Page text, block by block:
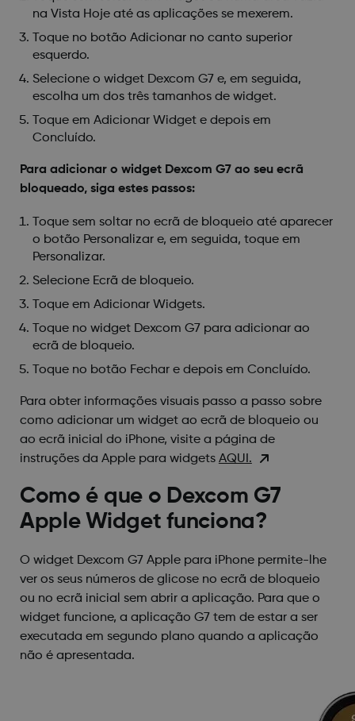
na Vista Hoje até as aplicações se mexerem.
Toque no botão Adicionar no canto superior
esquerdo.
Selecione o widget Dexcom G7 e, em seguida,
escolha um dos três tamanhos de widget.
Toque em Adicionar Widget e depois em
Concluído.
Para adicionar o widget Dexcom G7 ao seu ecrã
bloqueado, siga estes passos:
Toque sem soltar no ecrã de bloqueio até aparecer
o botão Personalizar e, em seguida, toque em
Personalizar.
Selecione Ecrã de bloqueio.
Toque em Adicionar Widgets.
Toque no widget Dexcom G7 para adicionar ao
ecrã de bloqueio.
Toque no botão Fechar e depois em Concluído.
Para obter informações visuais passo a passo sobre
como adicionar um widget ao ecrã de bloqueio ou
ao ecrã inicial do iPhone, visite a página de
instruções da Apple para widgets AQUI.
Como é que o Dexcom G7
Apple Widget funciona?
O widget Dexcom G7 Apple para iPhone permite-lhe
ver os seus números de glicose no ecrã de bloqueio
ou no ecrã inicial sem abrir a aplicação. Para que o
widget funcione, a aplicação G7 tem de estar a ser
executada em segundo plano quando a aplicação
não é apresentada.